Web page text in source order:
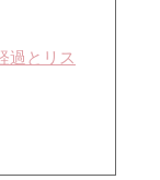
過とリス